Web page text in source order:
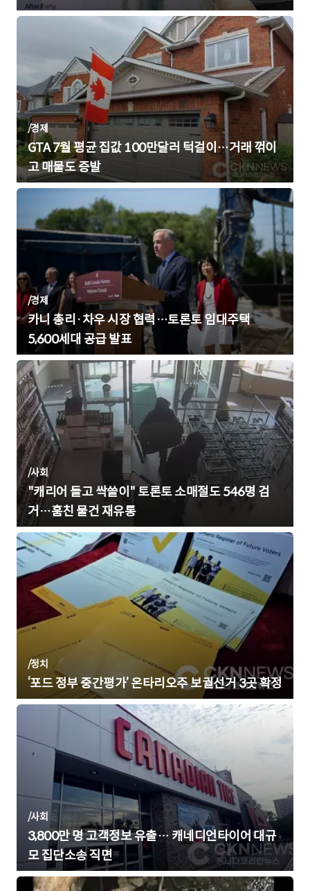
/경제
GTA 7월 평균 집값 100만달러 턱걸이…거래 꺾이
고 매물도 증발
/경제
카니 총리·차우 시장 협력…토론토 임대주택
5,600세대 공급 발표
/사회
"캐리어 들고 싹쓸이" 토론토 소매절도 546명 검
거…훔친 물건 재유통
/정치
‘포드 정부 중간평가’ 온타리오주 보궐선거 3곳 확정
/사회
3,800만 명 고객정보 유출… 캐네디언타이어 대규
모 집단소송 직면